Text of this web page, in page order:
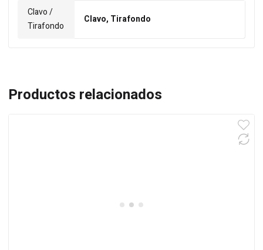
Clavo /
Tirafondo
Clavo, Tirafondo
Productos relacionados